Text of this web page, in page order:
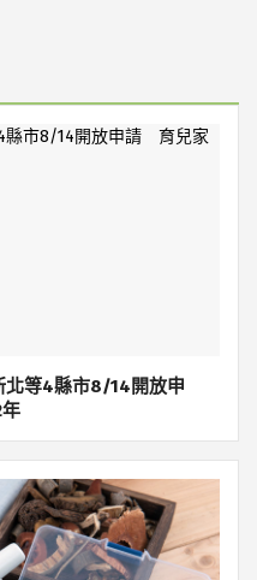
北等4縣市8/14開放申